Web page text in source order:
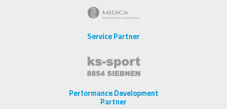
Service Partner
Performance Development
Partner